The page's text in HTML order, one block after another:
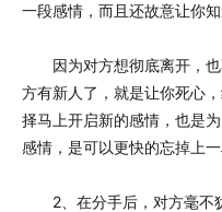
一段感情，而且还故意让你知
因为对方想彻底离开，也
方有新人了，就是让你死心
择马上开启新的感情，也是
感情，是可以更快的忘掉上一
2、在分手后，对方毫不